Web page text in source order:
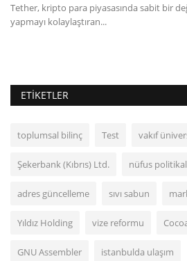
Tether, kripto para piyasasında sabit bir
yapmayı kolaylaştıran...
ETIKETLER
toplumsal bilinç Test vakıf
Şekerbank (Kıbrıs) Ltd. nüfus
adres güncelleme sıvı sabun
Yıldız Holding vize reformu
GNU Assembler istanbulda ulaşım